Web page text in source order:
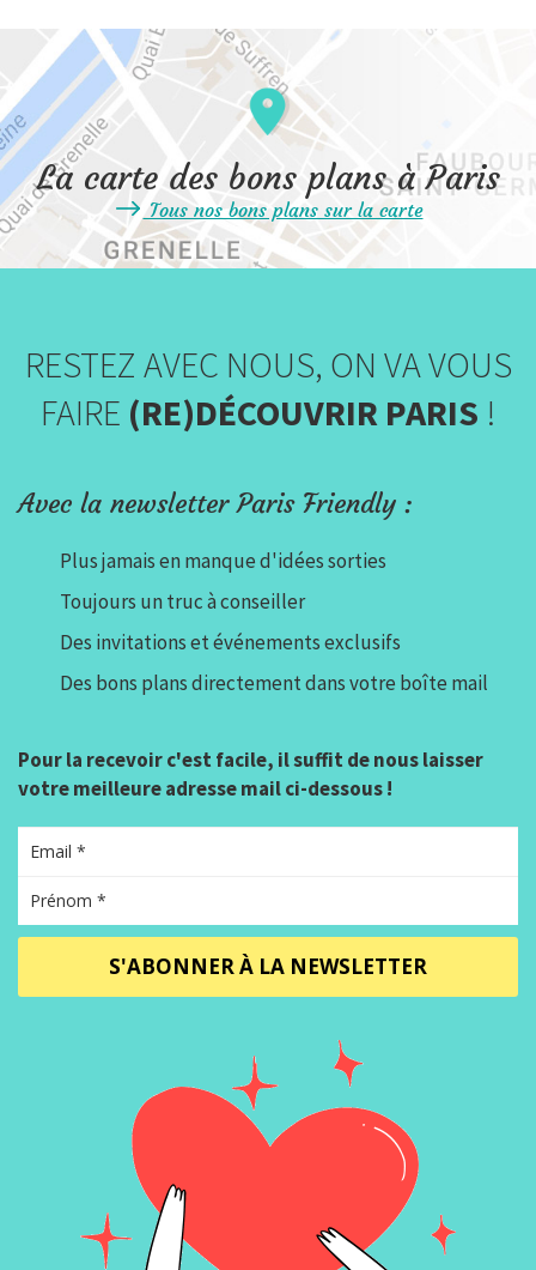
La carte des bons plans à Paris
Tous nos bons plans sur la carte
RESTEZ AVEC NOUS, ON VA VOUS
FAIRE (RE)DÉCOUVRIR PARIS !
Avec la newsletter Paris Friendly :
Plus jamais en manque d'idées sorties
Toujours un truc à conseiller
Des invitations et événements exclusifs
Des bons plans directement dans votre boîte mail
Pour la recevoir c'est facile, il suffit de nous laisser
votre meilleure adresse mail ci-dessous !
S'ABONNER À LA NEWSLETTER